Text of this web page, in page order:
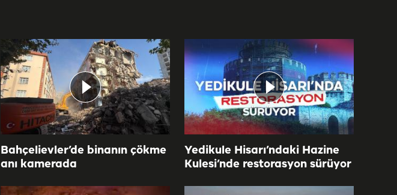
Bahçelievler’de binanın çökme
anı kamerada
Yedikule Hisarı’ndaki Hazine
Kulesi’nde restorasyon sürüyor